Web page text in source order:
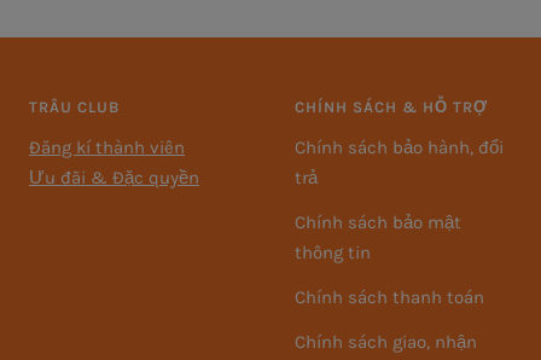
TRÂU CLUB
Đăng kí thành viên
Ưu đãi & Đặc quyền
CHÍNH SÁCH & HỖ TRỢ
Chính sách bảo hành, đổi
trả
Chính sách bảo mật
thông tin
Chính sách thanh toán
Chính sách giao, nhận